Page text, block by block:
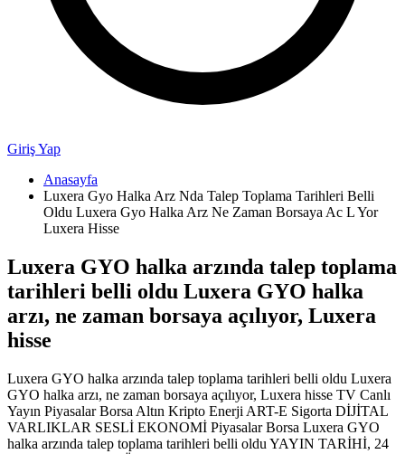
Giriş Yap
Anasayfa
Luxera Gyo Halka Arz Nda Talep Toplama Tarihleri Belli
Oldu Luxera Gyo Halka Arz Ne Zaman Borsaya Ac L Yor
Luxera Hisse
Luxera GYO halka arzında talep toplama
tarihleri belli oldu Luxera GYO halka
arzı, ne zaman borsaya açılıyor, Luxera
hisse
Luxera GYO halka arzında talep toplama tarihleri belli oldu Luxera
GYO halka arzı, ne zaman borsaya açılıyor, Luxera hisse TV Canlı
Yayın Piyasalar Borsa Altın Kripto Enerji ART-E Sigorta DİJİTAL
VARLIKLAR SESLİ EKONOMİ Piyasalar Borsa Luxera GYO
halka arzında talep toplama tarihleri belli oldu YAYIN TARİHİ, 24